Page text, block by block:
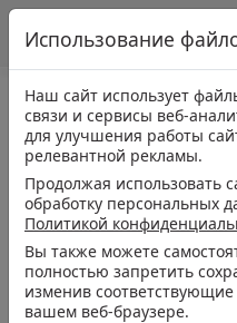
Использование
Наш сайт использует
связи и сервисы веб-
для улучшения работы
релевантной рекламы.
Продолжая использовать
обработку персональных
Политикой
Вы также можете
полностью запретить
изменив
вашем веб-браузере.